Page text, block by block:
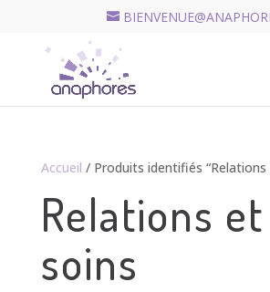
Accueil / Produits identifiés “Relations
Relations et
soins